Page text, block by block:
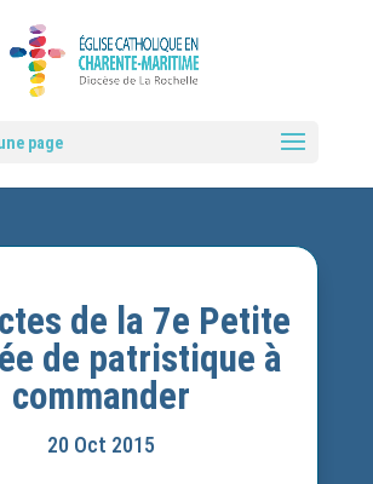
page
de la 7e Petite
de patristique à
commander
20 Oct 2015